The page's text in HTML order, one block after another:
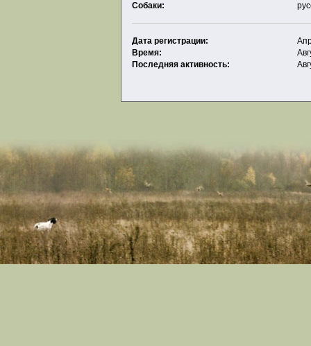
Собаки:
Дата регистрации:
Время:
Последняя активность: